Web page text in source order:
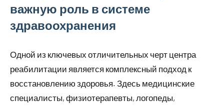
важную роль в системе
здравоохранения
Одной из ключевых отличительных черт центра
реабилитации является комплексный подход к
восстановлению здоровья. Здесь медицинские
специалисты, физиотерапевты, логопеды,